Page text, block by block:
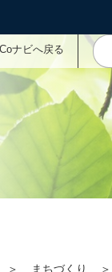
ナビへ戻る
＞ まちづくり ＞